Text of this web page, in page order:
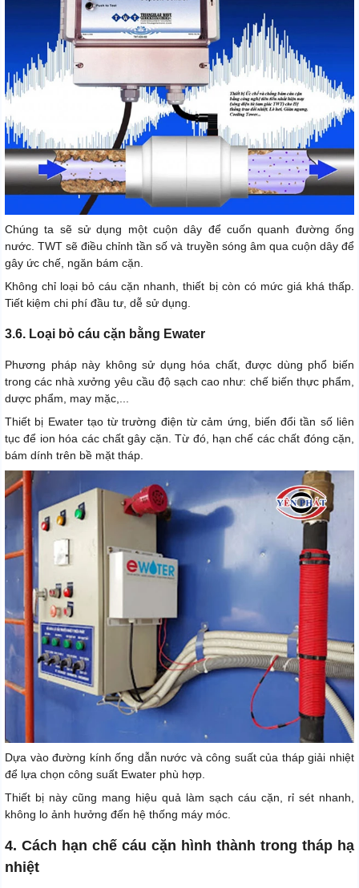
Chúng ta sẽ sử dụng một cuộn dây để cuốn quanh đường ống
nước. TWT sẽ điều chỉnh tần số và truyền sóng âm qua cuộn dây để
gây ức chế, ngăn bám cặn.
Không chỉ loại bỏ cáu cặn nhanh, thiết bị còn có mức giá khá thấp.
Tiết kiệm chi phí đầu tư, dễ sử dụng.
3.6. Loại bỏ cáu cặn bằng Ewater
Phương pháp này không sử dụng hóa chất, được dùng phổ biến
trong các nhà xưởng yêu cầu độ sạch cao như: chế biến thực phẩm,
dược phẩm, may mặc,...
Thiết bị Ewater tạo từ trường điện từ cảm ứng, biến đổi tần số liên
tục để ion hóa các chất gây cặn. Từ đó, hạn chế các chất đóng cặn,
bám dính trên bề mặt tháp.
Dựa vào đường kính ống dẫn nước và công suất của tháp giải nhiệt
để lựa chọn công suất Ewater phù hợp.
Thiết bị này cũng mang hiệu quả làm sạch cáu cặn, rỉ sét nhanh,
không lo ảnh hưởng đến hệ thống máy móc.
4. Cách hạn chế cáu cặn hình thành trong tháp hạ
nhiệt